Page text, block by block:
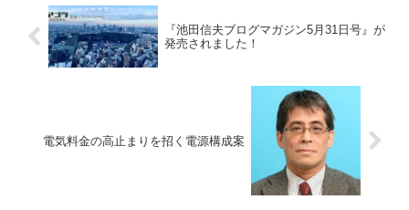
『池田信夫ブログマガジン5月31日号』が
発売されました！
電気料金の高止まりを招く電源構成案